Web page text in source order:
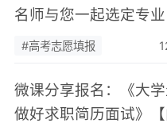
名师与您一起选定专业
和方向
#高考志愿填报
微课分享报名：《大
做好求职简历面试》【